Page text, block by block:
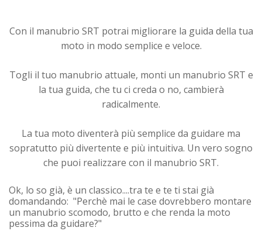
Con il manubrio SRT potrai migliorare la guida della tua
moto in modo semplice e veloce.
Togli il tuo manubrio attuale, monti un manubrio SRT e
la tua guida, che tu ci creda o no, cambierà
radicalmente.
La tua moto diventerà più semplice da guidare ma
sopratutto più divertente e più intuitiva. Un vero sogno
che puoi realizzare con il manubrio SRT.
Ok, lo so già, è un classico....tra te e te ti stai già
domandando: "Perchè mai le case dovrebbero montare
un manubrio scomodo, brutto e che renda la moto
pessima da guidare?"